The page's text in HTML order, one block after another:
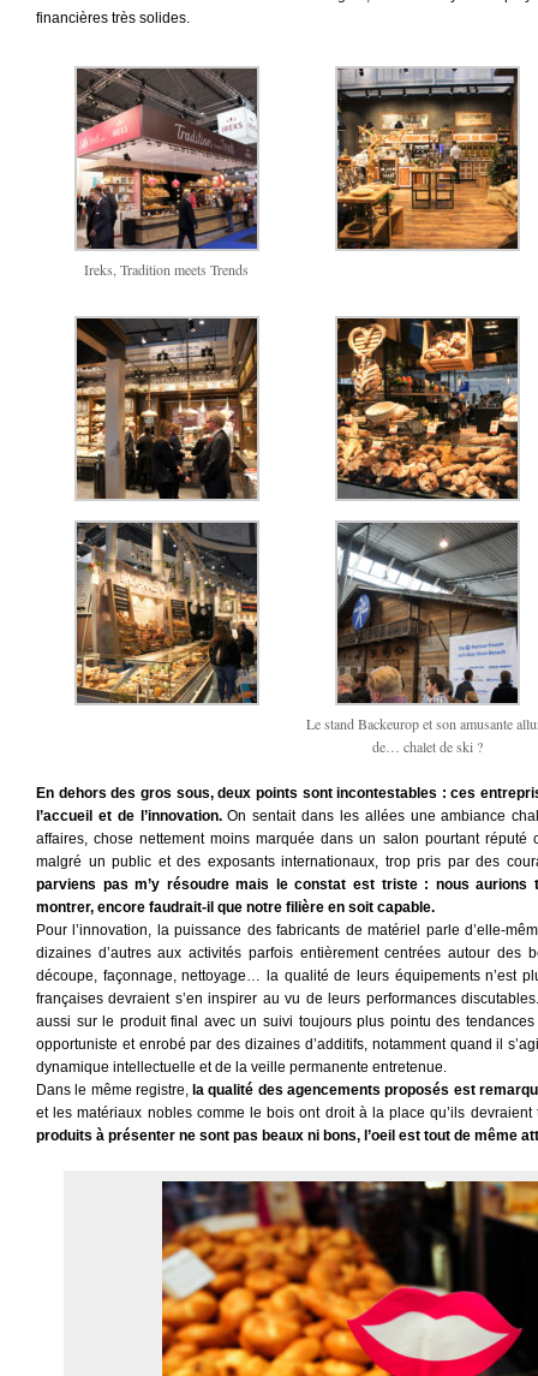
financières très solides.
Ireks, Tradition meets Trends
Le stand Backeurop et son amusante
de… chalet de ski ?
En dehors des gros sous, deux points sont incontestables : ces
l’accueil et de l’innovation.On sentait dans les allées une ambiance
affaires, chose nettement moins marquée dans un salon pourtant réputé
malgré un public et des exposants internationaux, trop pris par des
parviens pas m’y résoudre mais le constat est triste : nous
montrer, encore faudrait-il que notre filière en soit capable.
Pour l’innovation, la puissance des fabricants de matériel parle d’elle-
dizaines d’autres aux activités parfois entièrement centrées autour des
découpe, façonnage, nettoyage… la qualité de leurs équipements n’est
françaises devraient s’en inspirer au vu de leurs performances
aussi sur le produit final avec un suivi toujours plus pointu des
opportuniste et enrobé par des dizaines d’additifs, notamment quand il
dynamique intellectuelle et de la veille permanente entretenue.
Dans le même registre, la qualité des agencements proposés est
et les matériaux nobles comme le bois ont droit à la place qu’ils
produits à présenter ne sont pas beaux ni bons, l’oeil est tout de même